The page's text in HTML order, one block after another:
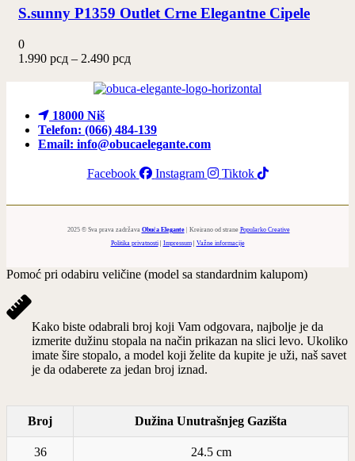
varijanti.
biti
na
stranici
proizvoda.
S.sunny P1359 Outlet Crne Elegantne Cipele
0
1.990 рсд – 2.490 рсдRaspon
od
2.490 рсд
18000 Niš
Telefon: (066) 484-139
Email: info@obucaelegante.com
Facebook Instagram Tiktok
2025 © Sva prava zadržava Obuća Elegante| Kreirano od strane Popularko Creative
Politika privatnosti| Impressum| Važne informacije
Pomoć pri odabiru veličine (model sa standardnim kalupom)
Kako biste odabrali broj koji Vam odgovara, najbolje je da
izmerite dužinu stopala na način prikazan na slici levo. Ukoliko
imate šire stopalo, a model koji želite da kupite je uži, naš savet
je da odaberete za jedan broj iznad.
Broj Dužina Unutrašnjeg Gazišta
36 24.5 cm